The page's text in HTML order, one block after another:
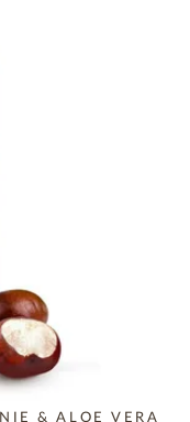
& ALOE VERA